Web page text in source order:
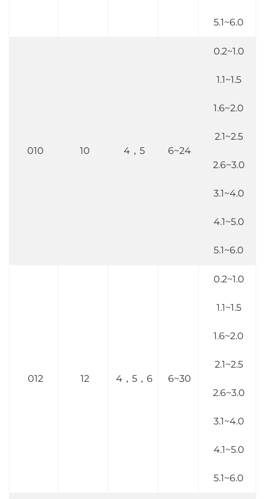
5.1~6.0
010 10 4，5 6~24
0.2~1.0
1.1~1.5
1.6~2.0
2.1~2.5
2.6~3.0
3.1~4.0
4.1~5.0
5.1~6.0
012 12 4，5，6 6~30
0.2~1.0
1.1~1.5
1.6~2.0
2.1~2.5
2.6~3.0
3.1~4.0
4.1~5.0
5.1~6.0